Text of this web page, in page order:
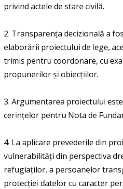
privind actele de stare civilă.
2. Transparența decizională a
elaborării proiectului de lege,
trimis pentru coordonare, cu
propunerilor și obiecțiilor.
3. Argumentarea proiectului
cerințelor pentru Nota de
4. La aplicare prevederile din
vulnerabilități din perspectiva
refugiaților, a persoanelor
protecției datelor cu caracter